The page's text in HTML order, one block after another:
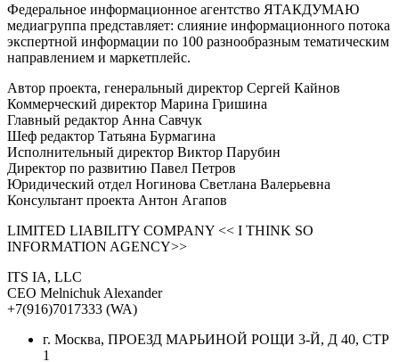
Федеральное информационное агентство ЯТАКДУМАЮ
медиагруппа представляет: слияние информационного потока
экспертной информации по 100 разнообразным тематическим
направлением и маркетплейс.
Автор проекта, генеральный директор Сергей Кайнов
Коммерческий директор Марина Гришина
Главный редактор Анна Савчук
Шеф редактор Татьяна Бурмагина
Исполнительный директор Виктор Парубин
Директор по развитию Павел Петров
Юридический отдел Ногинова Светлана Валерьевна
Консультант проекта Антон Агапов
LIMITED LIABILITY COMPANY << I THINK SO
INFORMATION AGENCY>>
ITS IA, LLC
CEO Melnichuk Alexander
+7(916)7017333 (WA)
г. Москва, ПРОЕЗД МАРЬИНОЙ РОЩИ 3-Й, Д 40, СТР
1